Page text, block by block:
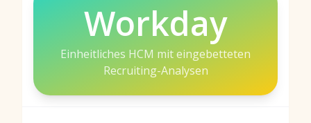
Workday
Einheitliches HCM mit eingebetteten
Recruiting-Analysen